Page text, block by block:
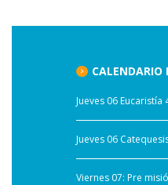
CALENDARIO
Jueves 06 Eucaristía
Jueves 06
Viernes 07: Pre